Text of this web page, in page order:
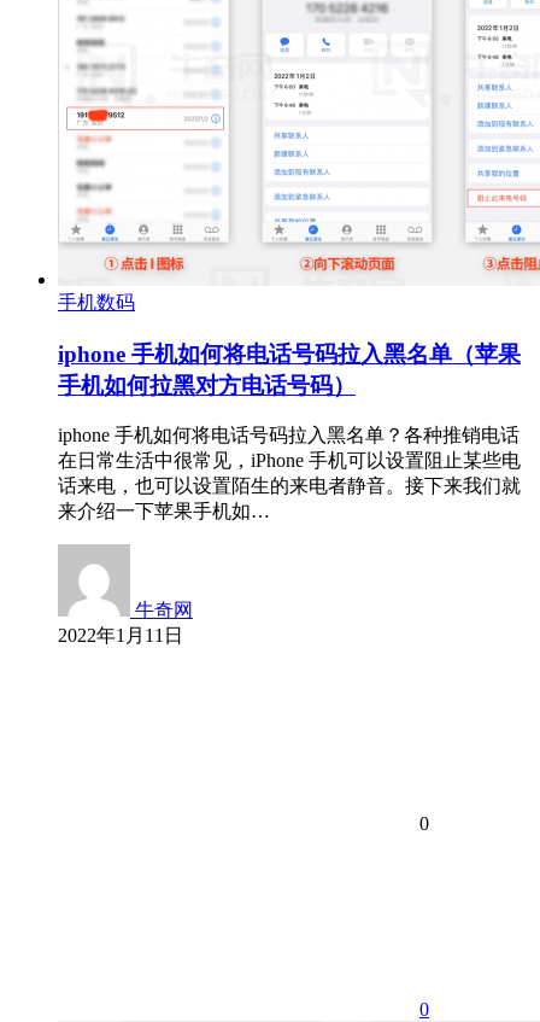
手机数码
iphone 手机如何将电话号码拉入黑名单（苹果
手机如何拉黑对方电话号码）
iphone 手机如何将电话号码拉入黑名单？各种推销电话
在日常生活中很常见，iPhone 手机可以设置阻止某些电
话来电，也可以设置陌生的来电者静音。接下来我们就
来介绍一下苹果手机如…
牛奇网
2022年1月11日
0
0